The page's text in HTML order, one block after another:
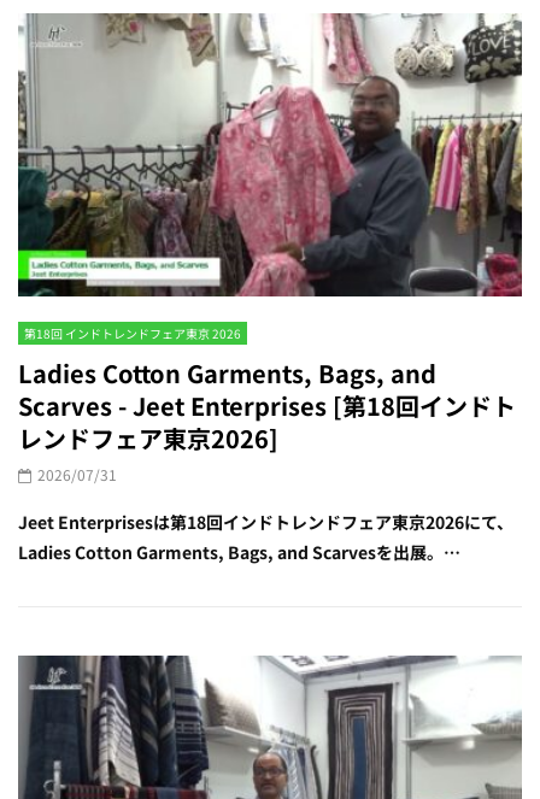
第18回 インドトレンドフェア東京 2026
Ladies Cotton Garments, Bags, and
Scarves - Jeet Enterprises [第18回インドト
レンドフェア東京2026]
2026/07/31
Jeet Enterprisesは第18回インドトレンドフェア東京2026にて、
Ladies Cotton Garments, Bags, and Scarvesを出展。…